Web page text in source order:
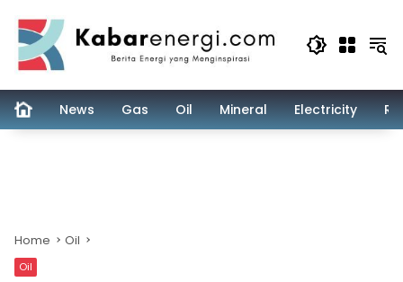
content
News Gas Oil Mineral Electricity
Home Oil
Oil